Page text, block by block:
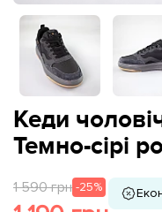
Кеди
Темно-сірі
1 590 грн -25%